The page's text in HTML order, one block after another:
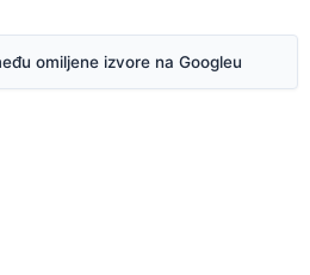
omiljene izvore na Googleu